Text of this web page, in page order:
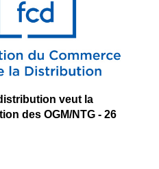
veut la
des OGM/NTG - 26